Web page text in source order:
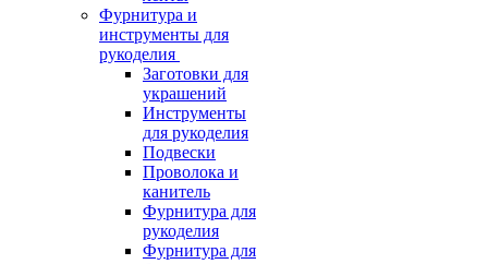
Фурнитура и
инструменты для
рукоделия
Заготовки для
украшений
Инструменты
для рукоделия
Подвески
Проволока и
канитель
Фурнитура для
рукоделия
Фурнитура для